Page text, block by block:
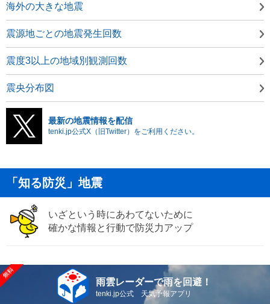
海外の大きな地震
震源地ごとの地震発生回数
震度3以上の地域別観測回数
震央分布図
最新の地震情報を配信
tenki.jp公式X（旧Twitter）をご利用ください。
「知る防災」地震
いざという時にあわてないために
確かな情報と行動で防災力アップ
雨雲レーダーで雨を回避！
tenki.jp公式 天気予報アプリ